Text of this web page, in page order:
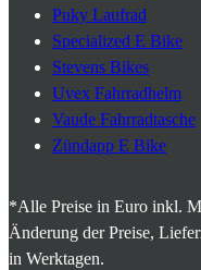
Puky Laufrad
Specialized E Bike
Stevens Bikes
Uvex Fahrradhelm
Vaude Fahrradtasche
Zündapp E Bike
*Alle Preise in Euro inkl.
Änderung der Preise,
in Werktagen.